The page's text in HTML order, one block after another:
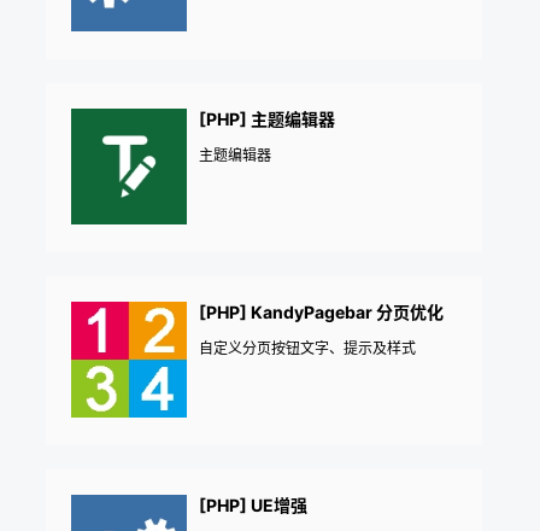
[PHP] 主题编辑器
主题编辑器
[PHP] KandyPagebar 分页优化
自定义分页按钮文字、提示及样式
[PHP] UE增强